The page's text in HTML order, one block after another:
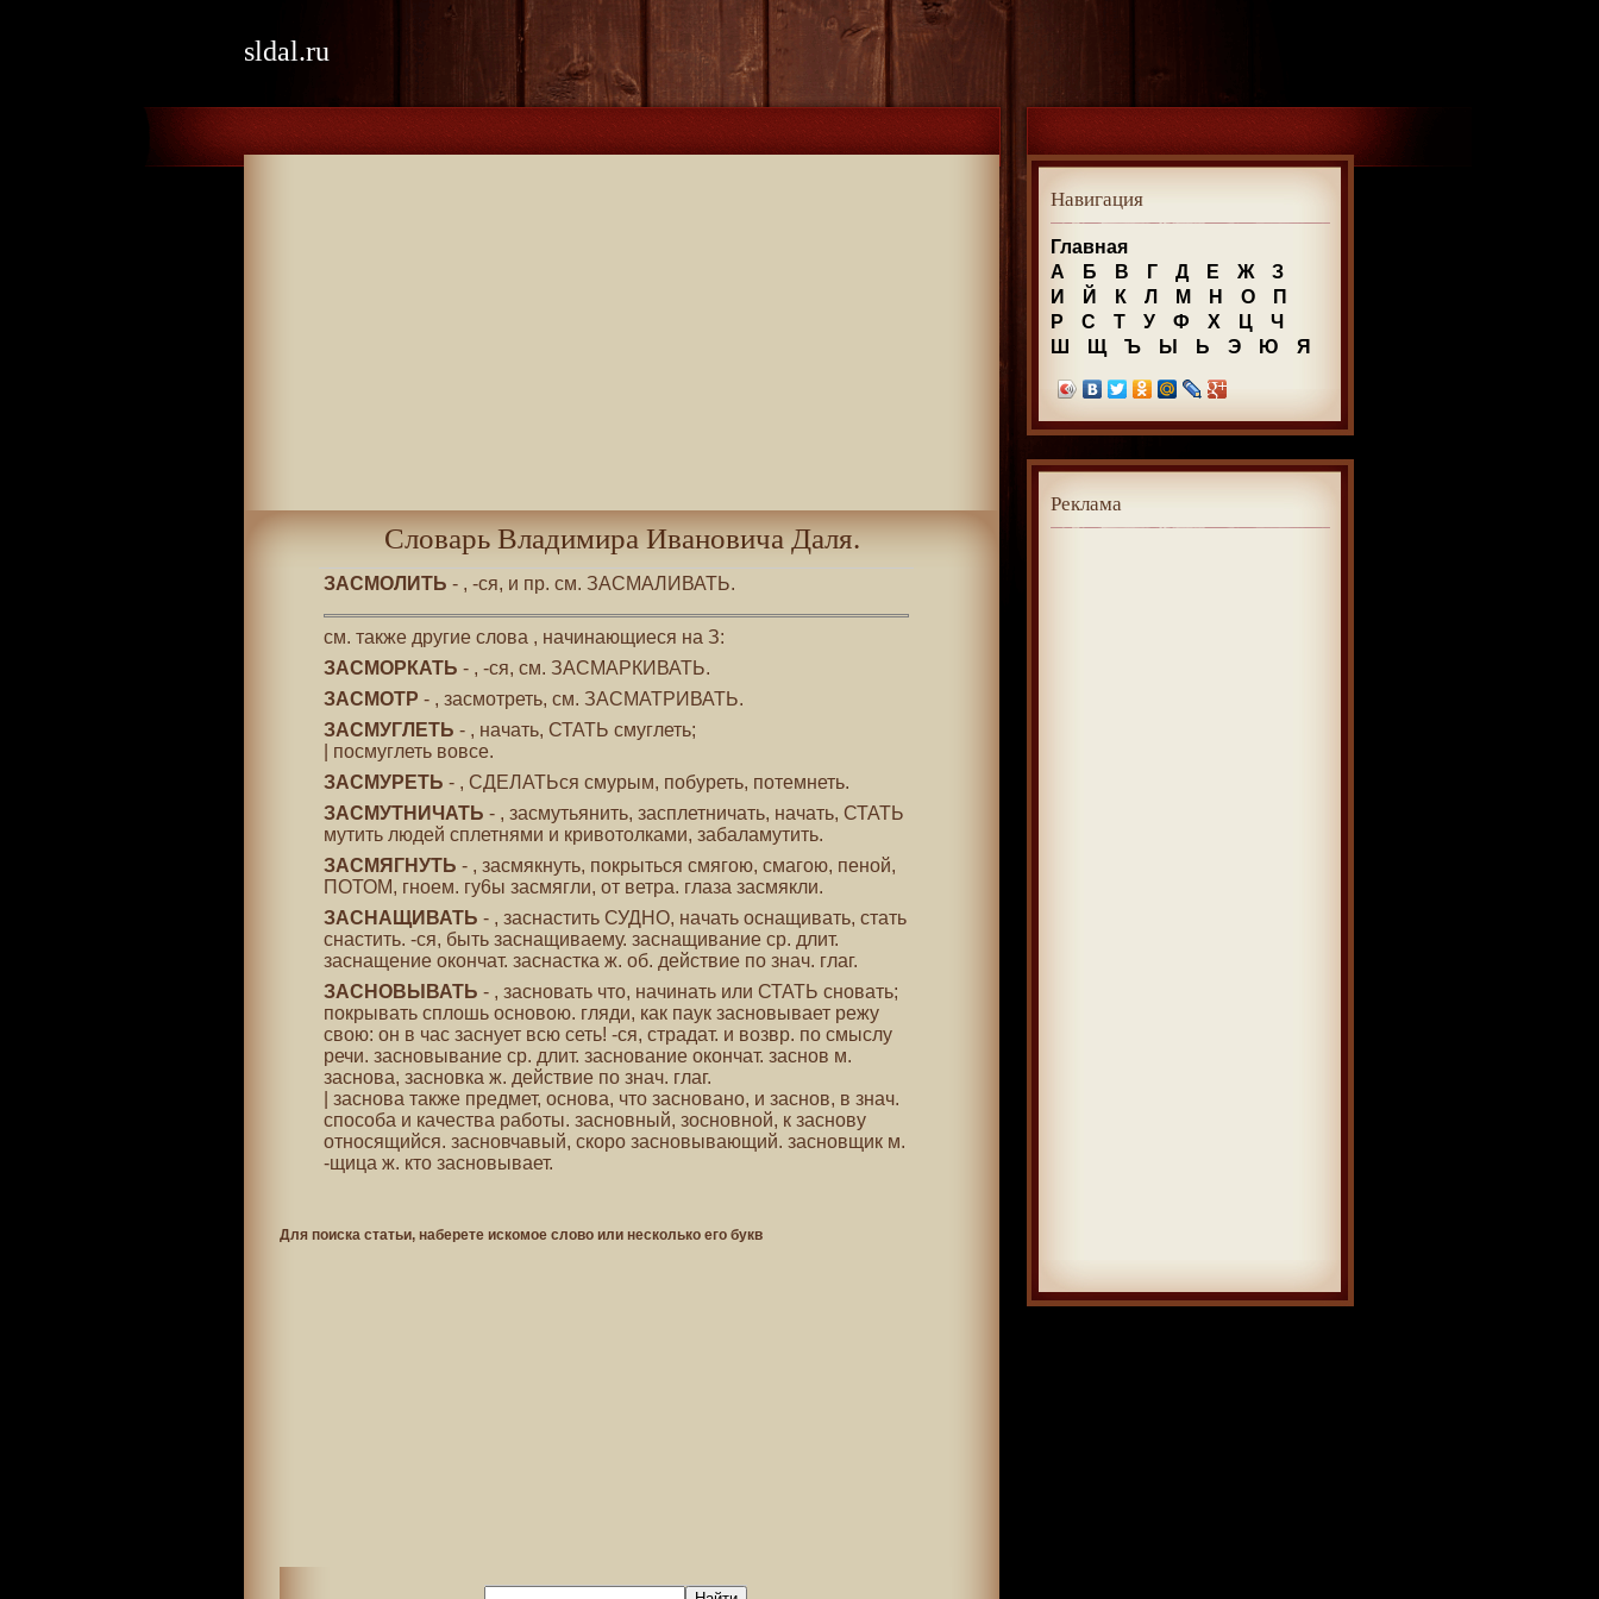
sldal.ru
Словарь Владимира Ивановича Даля.
ЗАСМОЛИТЬ - , -ся, и пр. см. ЗАСМАЛИВАТЬ.
см. также другие слова , начинающиеся на З:
ЗАСМОРКАТЬ - , -ся, см. ЗАСМАРКИВАТЬ.
ЗАСМОТР - , засмотреть, см. ЗАСМАТРИВАТЬ.
ЗАСМУГЛЕТЬ - , начать, СТАТЬ смуглеть;
| посмуглеть вовсе.
ЗАСМУРЕТЬ - , СДЕЛАТЬся смурым, побуреть, потемнеть.
ЗАСМУТНИЧАТЬ - , засмутьянить, засплетничать, начать, СТАТЬ
мутить людей сплетнями и кривотолками, забаламутить.
ЗАСМЯГНУТЬ - , засмякнуть, покрыться смягою, смагою, пеной,
ПОТОМ, гноем. гу6ы засмягли, от ветра. глаза засмякли.
ЗАСНАЩИВАТЬ - , заснастить СУДНО, начать оснащивать, стать
снастить. -ся, быть заснащиваему. заснащивание ср. длит.
заснащение окончат. заснастка ж. об. действие по знач. глаг.
ЗАСНОВЫВАТЬ - , засновать что, начинать или СТАТЬ сновать;
покрывать сплошь основою. гляди, как паук засновывает режу
свою: он в час заснует всю сеть! -ся, страдат. и возвр. по смыслу
речи. засновывание ср. длит. заснование окончат. заснов м.
заснова, засновка ж. действие по знач. глаг.
| заснова также предмет, основа, что засновано, и заснов, в знач.
способа и качества работы. засновный, зосновной, к заснову
относящийся. засновчавый, скоро засновывающий. засновщик м.
-щица ж. кто засновывает.
Для поиска статьи, наберете искомое слово или несколько его букв
Навигация
Главная
А
Б В Г Д Е Ж
З
И
Й К Л М Н О
П
Р
С Т У Ф Х Ц
Ч
Ш
Щ Ъ Ы Ь Э Ю Я
Реклама